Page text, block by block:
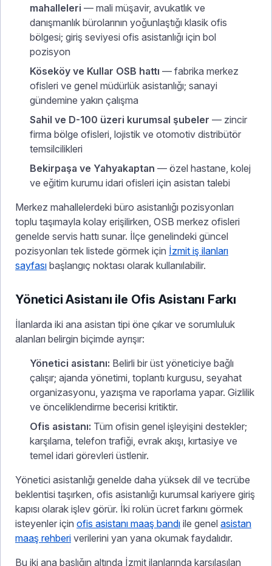
mahalleleri — mali müşavir, avukatlık ve
danışmanlık bürolarının yoğunlaştığı klasik ofis
bölgesi; giriş seviyesi ofis asistanlığı için bol
pozisyon
Köseköy ve Kullar OSB hattı — fabrika merkez
ofisleri ve genel müdürlük asistanlığı; sanayi
gündemine yakın çalışma
Sahil ve D-100 üzeri kurumsal şubeler — zincir
firma bölge ofisleri, lojistik ve otomotiv distribütör
temsilcilikleri
Bekirpaşa ve Yahyakaptan — özel hastane, kolej
ve eğitim kurumu idari ofisleri için asistan talebi
Merkez mahallelerdeki büro asistanlığı pozisyonları
toplu taşımayla kolay erişilirken, OSB merkez ofisleri
genelde servis hattı sunar. İlçe genelindeki güncel
pozisyonları tek listede görmek için İzmit iş ilanları
sayfası başlangıç noktası olarak kullanılabilir.
Yönetici Asistanı ile Ofis Asistanı Farkı
İlanlarda iki ana asistan tipi öne çıkar ve sorumluluk
alanları belirgin biçimde ayrışır:
Yönetici asistanı: Belirli bir üst yöneticiye bağlı
çalışır; ajanda yönetimi, toplantı kurgusu, seyahat
organizasyonu, yazışma ve raporlama yapar. Gizlilik
ve önceliklendirme becerisi kritiktir.
Ofis asistanı: Tüm ofisin genel işleyişini destekler;
karşılama, telefon trafiği, evrak akışı, kırtasiye ve
temel idari görevleri üstlenir.
Yönetici asistanlığı genelde daha yüksek dil ve tecrübe
beklentisi taşırken, ofis asistanlığı kurumsal kariyere giriş
kapısı olarak işlev görür. İki rolün ücret farkını görmek
isteyenler için ofis asistanı maaş bandı ile genel asistan
maaş rehberi verilerini yan yana okumak faydalıdır.
Bu iki ana başlığın altında İzmit ilanlarında karşılaşılan